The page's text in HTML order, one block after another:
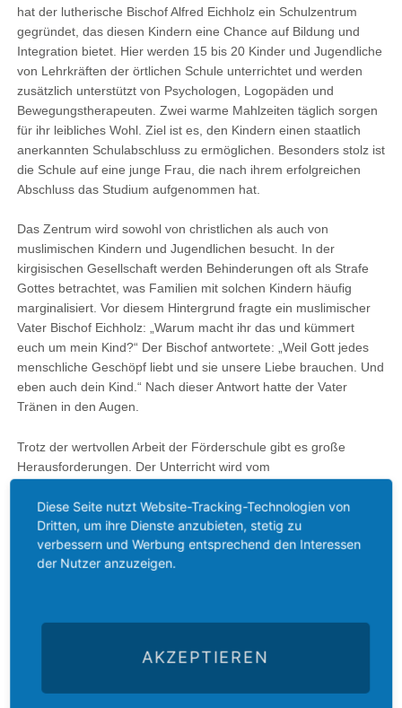
hat der lutherische Bischof Alfred Eichholz ein Schulzentrum
gegründet, das diesen Kindern eine Chance auf Bildung und
Integration bietet. Hier werden 15 bis 20 Kinder und Jugendliche
von Lehrkräften der örtlichen Schule unterrichtet und werden
zusätzlich unterstützt von Psychologen, Logopäden und
Bewegungstherapeuten. Zwei warme Mahlzeiten täglich sorgen
für ihr leibliches Wohl. Ziel ist es, den Kindern einen staatlich
anerkannten Schulabschluss zu ermöglichen. Besonders stolz ist
die Schule auf eine junge Frau, die nach ihrem erfolgreichen
Abschluss das Studium aufgenommen hat.
Das Zentrum wird sowohl von christlichen als auch von
muslimischen Kindern und Jugendlichen besucht. In der
kirgisischen Gesellschaft werden Behinderungen oft als Strafe
Gottes betrachtet, was Familien mit solchen Kindern häufig
marginalisiert. Vor diesem Hintergrund fragte ein muslimischer
Vater Bischof Eichholz: „Warum macht ihr das und kümmert
euch um mein Kind?“ Der Bischof antwortete: „Weil Gott jedes
menschliche Geschöpf liebt und sie unsere Liebe brauchen. Und
eben auch dein Kind.“ Nach dieser Antwort hatte der Vater
Tränen in den Augen.
Trotz der wertvollen Arbeit der Förderschule gibt es große
Herausforderungen. Der Unterricht wird vom
Dorfschule bezahlt, aber eine weitere Finanzierung der
Betriebskosten durch den Staat gibt es nicht. Um den Erhalt des
Zentrums zu sichern, ist die Kirche dringend auf Unterstützung
angewiesen.
Diese Seite nutzt Website-Tracking-Technologien von
Dritten, um ihre Dienste anzubieten, stetig zu
verbessern und Werbung entsprechend den Interessen
der Nutzer anzuzeigen.
AKZEPTIEREN